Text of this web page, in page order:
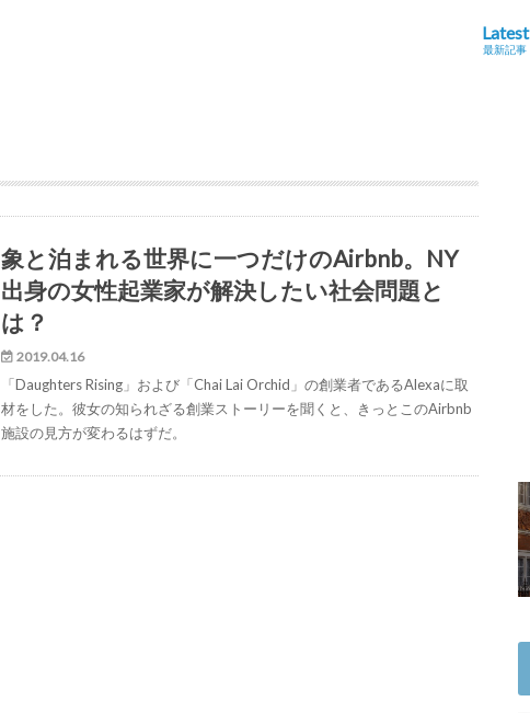
Latest
最新記事
象と泊まれる世界に一つだけのAirbnb。NY
出身の女性起業家が解決したい社会問題と
は？
2019.04.16
「Daughters Rising」および「Chai Lai Orchid」の創業者であるAlexaに取
材をした。彼女の知られざる創業ストーリーを聞くと、きっとこのAirbnb
施設の見方が変わるはずだ。